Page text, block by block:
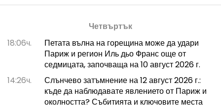
Четвъртък
18:06ч.
Петата вълна на горещина може да удари
Париж и регион Иль дьо Франс още от
седмицата, започваща на 10 август 2026 г.
14:26ч.
Слънчево затъмнение на 12 август 2026 г.:
къде да наблюдавате явлението от Париж и
околността? Събитията и ключовите места